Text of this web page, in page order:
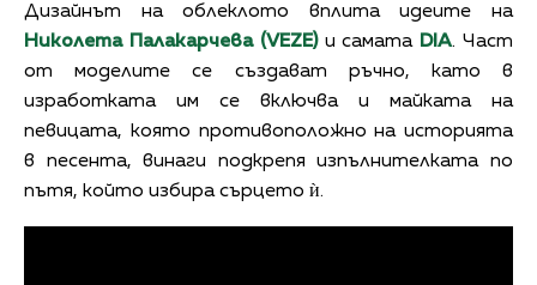
Дизайнът на облеклото вплита идеите на
Николета Палакарчева (VEZE)и самата DIA. Част
от моделите се създават ръчно, като в
изработката им се включва и майката на
певицата, която противоположно на историята
в песента, винаги подкрепя изпълнителката по
пътя, който избира сърцето ѝ.